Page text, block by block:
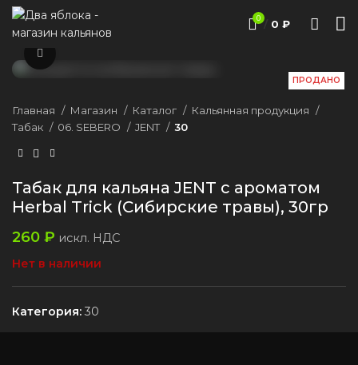
0 / 0 ₽
ПРОДАНО
Главная Магазин Каталог
Кальянная продукция
Табак
06. SEBERO JENT 30
Табак для кальяна JENT с ароматом
Herbal Trick (Сибирские травы), 30гр
260 ₽ искл. НДС
Нет в наличии
Категория: 30